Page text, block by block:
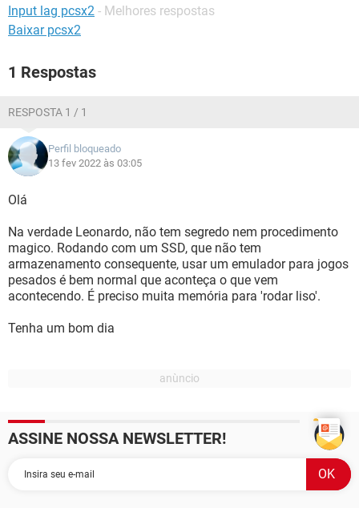
Input lag pcsx2 - Melhores respostas
Baixar pcsx2
1 Respostas
RESPOSTA 1 / 1
Perfil bloqueado
13 fev 2022 às 03:05
Olá
Na verdade Leonardo, não tem segredo nem procedimento
magico. Rodando com um SSD, que não tem
armazenamento consequente, usar um emulador para jogos
pesados é bem normal que aconteça o que vem
acontecendo. É preciso muita memória para 'rodar liso'.
Tenha um bom dia
ASSINE NOSSA NEWSLETTER!